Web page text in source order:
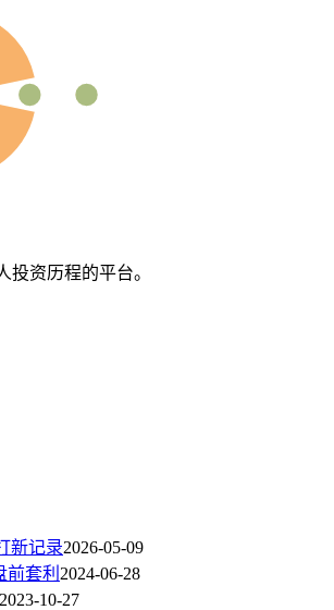
投资历程的平台。
新记录2026-05-09
套利 2024-06-28
2023-10-27